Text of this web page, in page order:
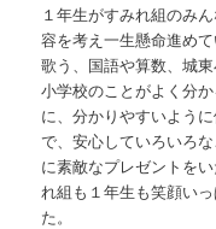
１年生がすみれ組のみ
容を考え一生懸命進め
歌う、国語や算数、城
小学校のことがよく分
に、分かりやすいよう
で、安心していろいろ
に素敵なプレゼントを
れ組も１年生も笑顔い
た。